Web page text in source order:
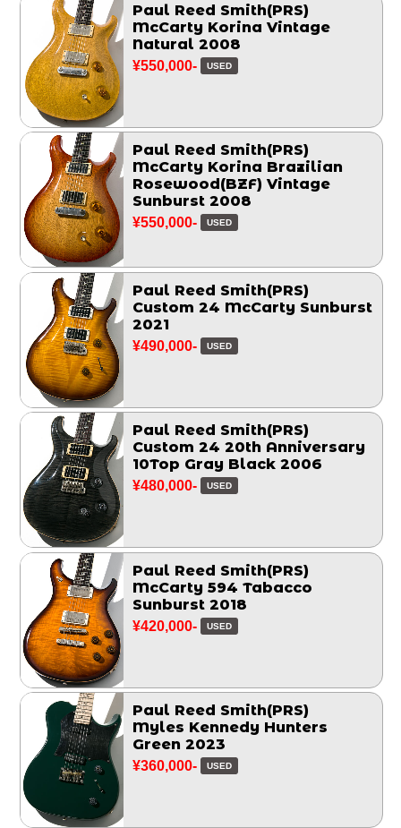
Paul Reed Smith(PRS)
McCarty Korina Vintage
Natural 2008
¥550,000- USED
Paul Reed Smith(PRS)
McCarty Korina Brazilian
Rosewood(BZF) Vintage
Sunburst 2008
¥550,000- USED
Paul Reed Smith(PRS)
Custom 24 McCarty Sunburst
2021
¥490,000- USED
Paul Reed Smith(PRS)
Custom 24 20th Anniversary
10Top Gray Black 2006
¥480,000- USED
Paul Reed Smith(PRS)
McCarty 594 Tabacco
Sunburst 2018
¥420,000- USED
Paul Reed Smith(PRS)
Myles Kennedy Hunters
Green 2023
¥360,000- USED